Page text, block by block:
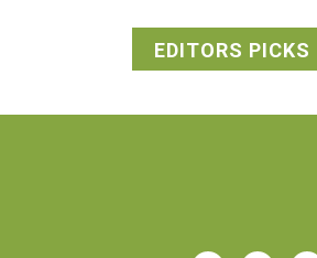
EDITORS PICKS